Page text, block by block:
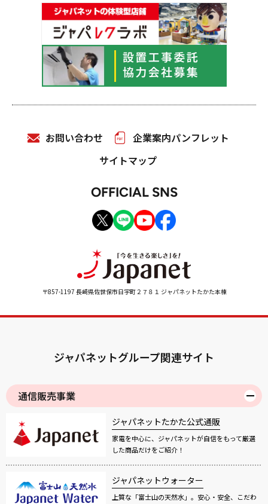
〒857-1197 長崎県佐世保市日宇町２７８１ ジャパネットたかた本棟
お問い合わせ
企業案内パンフレット
サイトマップ
OFFICIAL SNS
ジャパネットグループ関連サイト
通信販売事業
ジャパネットたかた公式通販
家電を中心に、ジャパネットが自信をもって厳選
した商品だけをご紹介！
ジャパネットウォーター
上質な「富士山の天然水」。安心・安全、こだわ